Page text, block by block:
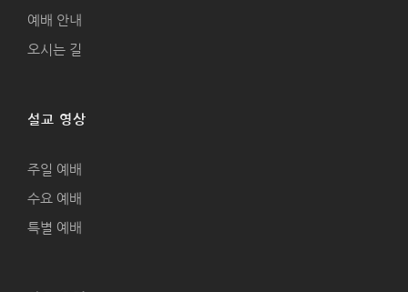
예배 안내
오시는 길
설교 영상
주일 예배
수요 예배
특별 예배